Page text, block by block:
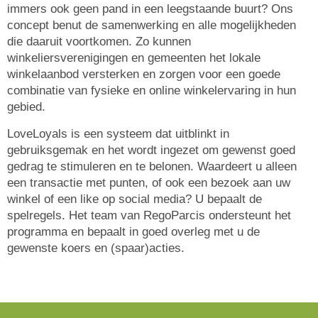
immers ook geen pand in een leegstaande buurt? Ons
concept benut de samenwerking en alle mogelijkheden
die daaruit voortkomen. Zo kunnen
winkeliersverenigingen en gemeenten het lokale
winkelaanbod versterken en zorgen voor een goede
combinatie van fysieke en online winkelervaring in hun
gebied.
LoveLoyals is een systeem dat uitblinkt in
gebruiksgemak en het wordt ingezet om gewenst goed
gedrag te stimuleren en te belonen. Waardeert u alleen
een transactie met punten, of ook een bezoek aan uw
winkel of een like op social media? U bepaalt de
spelregels. Het team van RegoParcis ondersteunt het
programma en bepaalt in goed overleg met u de
gewenste koers en (spaar)acties.